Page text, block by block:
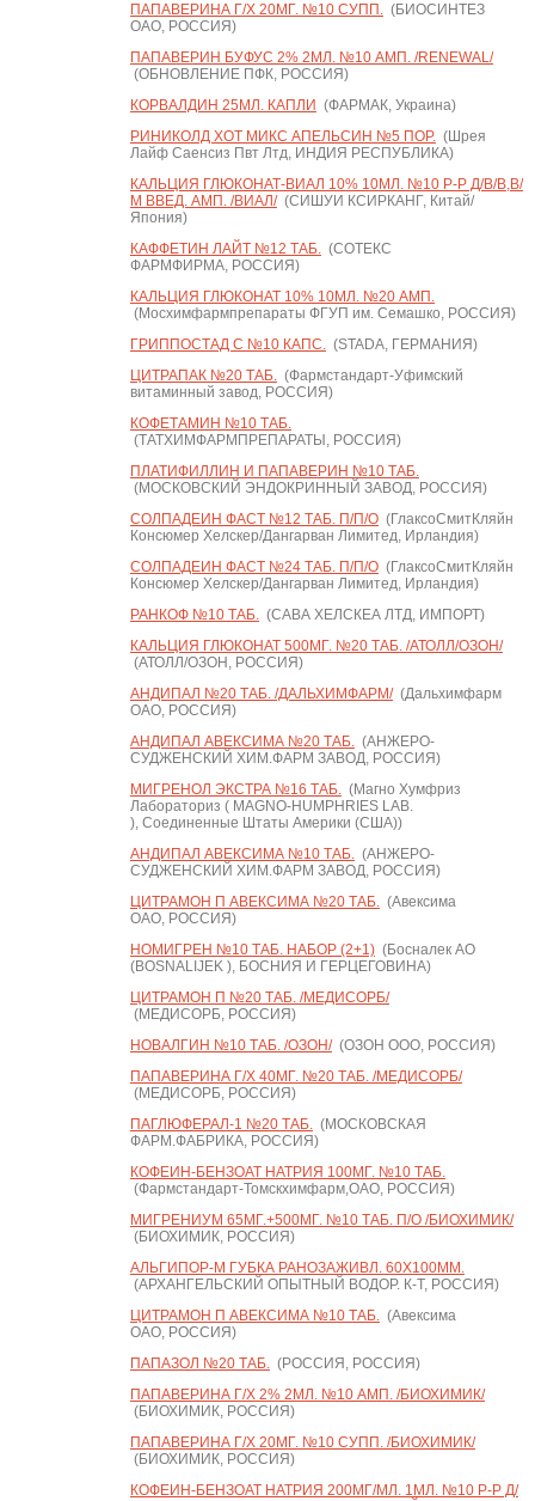
ПАПАВЕРИНА Г/Х 20МГ. №10 СУПП.(БИОСИНТЕЗ
ОАО, РОССИЯ)
ПАПАВЕРИН БУФУС 2% 2МЛ. №10 АМП. /RENEWAL/
(ОБНОВЛЕНИЕ ПФК, РОССИЯ)
КОРВАЛДИН 25МЛ. КАПЛИ (ФАРМАК, Украина)
РИНИКОЛД ХОТ МИКС АПЕЛЬСИН №5 ПОР.(Шрея
Лайф Саенсиз Пвт Лтд, ИНДИЯ РЕСПУБЛИКА)
КАЛЬЦИЯ ГЛЮКОНАТ-ВИАЛ 10% 10МЛ. №10 Р-Р Д/В/В,В/
М ВВЕД. АМП. /ВИАЛ/(СИШУИ КСИРКАНГ, Китай/
Япония)
КАФФЕТИН ЛАЙТ №12 ТАБ.(СОТЕКС
ФАРМФИРМА, РОССИЯ)
КАЛЬЦИЯ ГЛЮКОНАТ 10% 10МЛ. №20 АМП.
(Мосхимфармпрепараты ФГУП им. Семашко, РОССИЯ)
ГРИППОСТАД С №10 КАПС.(STADA, ГЕРМАНИЯ)
ЦИТРАПАК №20 ТАБ.(Фармстандарт-Уфимский
витаминный завод, РОССИЯ)
КОФЕТАМИН №10 ТАБ.
(ТАТХИМФАРМПРЕПАРАТЫ, РОССИЯ)
ПЛАТИФИЛЛИН И ПАПАВЕРИН №10 ТАБ.
(МОСКОВСКИЙ ЭНДОКРИННЫЙ ЗАВОД, РОССИЯ)
СОЛПАДЕИН ФАСТ №12 ТАБ. П/П/О(ГлаксоСмитКляйн
Консюмер Хелскер/Дангарван Лимитед, Ирландия)
СОЛПАДЕИН ФАСТ №24 ТАБ. П/П/О(ГлаксоСмитКляйн
Консюмер Хелскер/Дангарван Лимитед, Ирландия)
РАНКОФ №10 ТАБ.(САВА ХЕЛСКЕА ЛТД, ИМПОРТ)
КАЛЬЦИЯ ГЛЮКОНАТ 500МГ. №20 ТАБ. /АТОЛЛ/ОЗОН/
(АТОЛЛ/ОЗОН, РОССИЯ)
АНДИПАЛ №20 ТАБ. /ДАЛЬХИМФАРМ/(Дальхимфарм
ОАО, РОССИЯ)
АНДИПАЛ АВЕКСИМА №20 ТАБ.(АНЖЕРО-
СУДЖЕНСКИЙ ХИМ.ФАРМ ЗАВОД, РОССИЯ)
МИГРЕНОЛ ЭКСТРА №16 ТАБ.(Магно Хумфриз
Лабораториз ( MAGNO-HUMPHRIES LAB.
), Соединенные Штаты Америки (США))
АНДИПАЛ АВЕКСИМА №10 ТАБ.(АНЖЕРО-
СУДЖЕНСКИЙ ХИМ.ФАРМ ЗАВОД, РОССИЯ)
ЦИТРАМОН П АВЕКСИМА №20 ТАБ.(Авексима
ОАО, РОССИЯ)
НОМИГРЕН №10 ТАБ. НАБОР (2+1)(Босналек АО
(BOSNALIJEK ), БОСНИЯ И ГЕРЦЕГОВИНА)
ЦИТРАМОН П №20 ТАБ. /МЕДИСОРБ/
(МЕДИСОРБ, РОССИЯ)
НОВАЛГИН №10 ТАБ. /ОЗОН/(ОЗОН ООО, РОССИЯ)
ПАПАВЕРИНА Г/Х 40МГ. №20 ТАБ. /МЕДИСОРБ/
(МЕДИСОРБ, РОССИЯ)
ПАГЛЮФЕРАЛ-1 №20 ТАБ.(МОСКОВСКАЯ
ФАРМ.ФАБРИКА, РОССИЯ)
КОФЕИН-БЕНЗОАТ НАТРИЯ 100МГ. №10 ТАБ.
(Фармстандарт-Томскхимфарм,ОАО, РОССИЯ)
МИГРЕНИУМ 65МГ.+500МГ. №10 ТАБ. П/О /БИОХИМИК/
(БИОХИМИК, РОССИЯ)
АЛЬГИПОР-М ГУБКА РАНОЗАЖИВЛ. 60Х100ММ.
(АРХАНГЕЛЬСКИЙ ОПЫТНЫЙ ВОДОР. К-Т, РОССИЯ)
ЦИТРАМОН П АВЕКСИМА №10 ТАБ.(Авексима
ОАО, РОССИЯ)
ПАПАЗОЛ №20 ТАБ.(РОССИЯ, РОССИЯ)
ПАПАВЕРИНА Г/Х 2% 2МЛ. №10 АМП. /БИОХИМИК/
(БИОХИМИК, РОССИЯ)
ПАПАВЕРИНА Г/Х 20МГ. №10 СУПП. /БИОХИМИК/
(БИОХИМИК, РОССИЯ)
КОФЕИН-БЕНЗОАТ НАТРИЯ 200МГ/МЛ. 1МЛ. №10 Р-Р Д/